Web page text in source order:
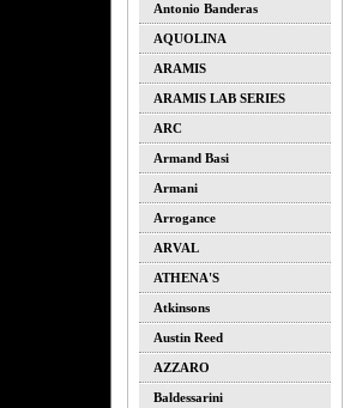
Antonio Banderas
AQUOLINA
ARAMIS
ARAMIS LAB SERIES
ARC
Armand Basi
Armani
Arrogance
ARVAL
ATHENA'S
Atkinsons
Austin Reed
AZZARO
Baldessarini